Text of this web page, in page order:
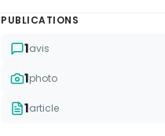
PUBLICATIONS
1avis
1photo
1article